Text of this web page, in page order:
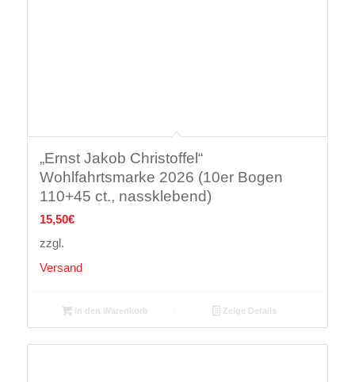
„Ernst Jakob Christoffel“
Wohlfahrtsmarke 2026 (10er Bogen
110+45 ct., nassklebend)
15,50€
zzgl.
Versand
In den Warenkorb Zeige Details